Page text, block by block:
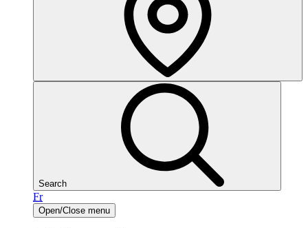
Search
Fr
Open/Close menu